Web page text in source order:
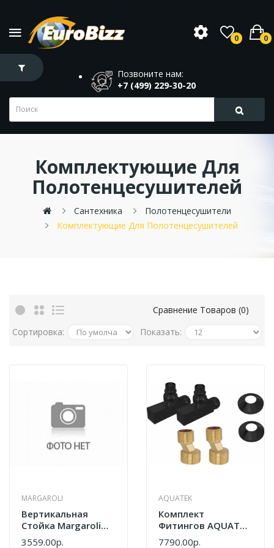
0 0
Позвоните нам:
+7 (499) 229-30-20
Комплектующие Для
Полотенцесушителей
Сантехника
Полотенцесушители
Комплектующие Для Полотенцесушителей
Сравнение Товаров (0)
Сортировка:
Показать:
MARGAROLI
Вертикальная
Стойка Margaroli
PR0000AA01CR Хром
3559.00р.
AQUATEK
Комплект
Фитингов AQUATEK
AQ 2020BL Вентиль
7790.00р.